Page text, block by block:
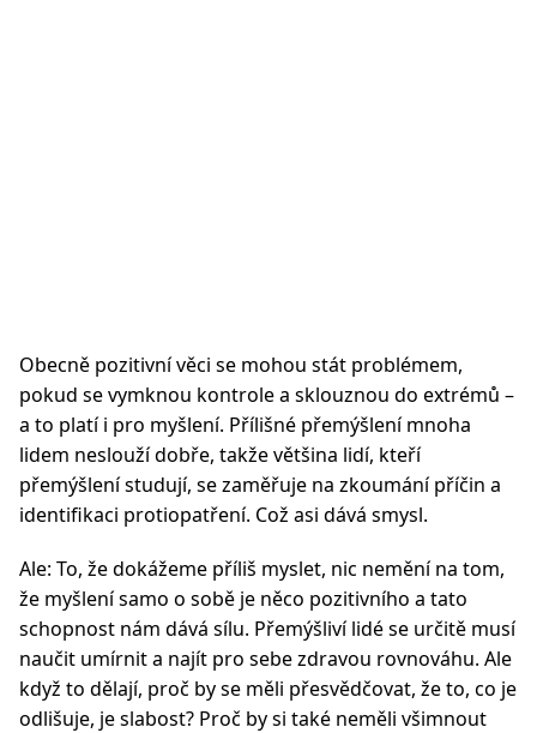
Obecně pozitivní věci se mohou stát problémem,
pokud se vymknou kontrole a sklouznou do extrémů –
a to platí i pro myšlení. Přílišné přemýšlení mnoha
lidem neslouží dobře, takže většina lidí, kteří
přemýšlení studují, se zaměřuje na zkoumání příčin a
identifikaci protiopatření. Což asi dává smysl.
Ale: To, že dokážeme příliš myslet, nic nemění na tom,
že myšlení samo o sobě je něco pozitivního a tato
schopnost nám dává sílu. Přemýšliví lidé se určitě musí
naučit umírnit a najít pro sebe zdravou rovnováhu. Ale
když to dělají, proč by se měli přesvědčovat, že to, co je
odlišuje, je slabost? Proč by si také neměli všimnout